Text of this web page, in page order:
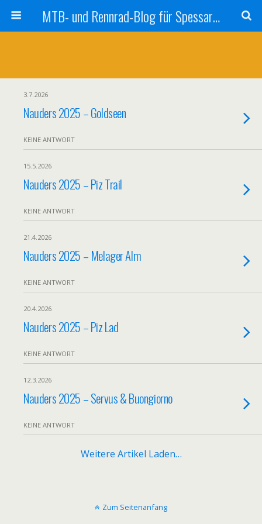
MTB- und Rennrad-Blog für Spessart und Umgebung
3.7.2026
Nauders 2025 – Goldseen
KEINE ANTWORT
15.5.2026
Nauders 2025 – Piz Trail
KEINE ANTWORT
21.4.2026
Nauders 2025 – Melager Alm
KEINE ANTWORT
20.4.2026
Nauders 2025 – Piz Lad
KEINE ANTWORT
12.3.2026
Nauders 2025 – Servus & Buongiorno
KEINE ANTWORT
Weitere Artikel Laden…
Zum Seitenanfang